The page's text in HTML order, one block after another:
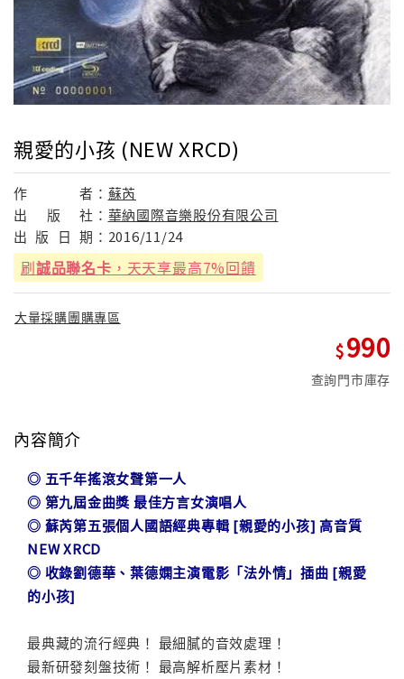
親愛的小孩 (NEW XRCD)
作 者： 蘇芮
出
版 社： 華納國際音樂股份有限公司
出 版 日 期： 2016/11/24
刷誠品聯名卡 ，天天享最高7%回饋
大量採購團購專區
990
查詢門市庫存
內容簡介
◎ 五千年搖滾女聲第一人
◎ 第九屆金曲獎 最佳方言女演唱人
◎ 蘇芮第五張個人國語經典專輯 [親愛的小孩] 高音質
NEW XRCD
◎ 收錄劉德華、葉德嫻主演電影「法外情」插曲 [親愛
的小孩]
最典藏的流行經典！ 最細膩的音效處理！
最新研發刻盤技術！ 最高解析壓片素材！